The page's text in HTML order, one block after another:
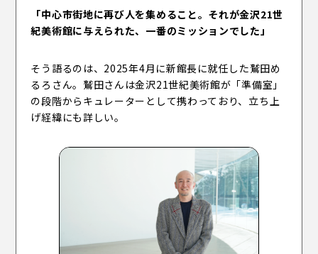
「中心市街地に再び人を集めること。それが金沢21世
紀美術館に与えられた、一番のミッションでした」
そう語るのは、2025年4月に新館長に就任した鷲田め
るろさん。鷲田さんは金沢21世紀美術館が「準備室」
の段階からキュレーターとして携わっており、立ち上
げ経緯にも詳しい。